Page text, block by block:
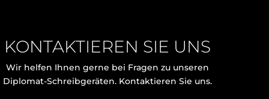
KONTAKTIEREN SIE UNS
Wir helfen Ihnen gerne bei Fragen zu unseren
Diplomat-Schreibgeräten. Kontaktieren Sie uns.